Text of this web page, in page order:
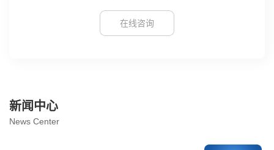
在线咨询
新闻中心
News Center